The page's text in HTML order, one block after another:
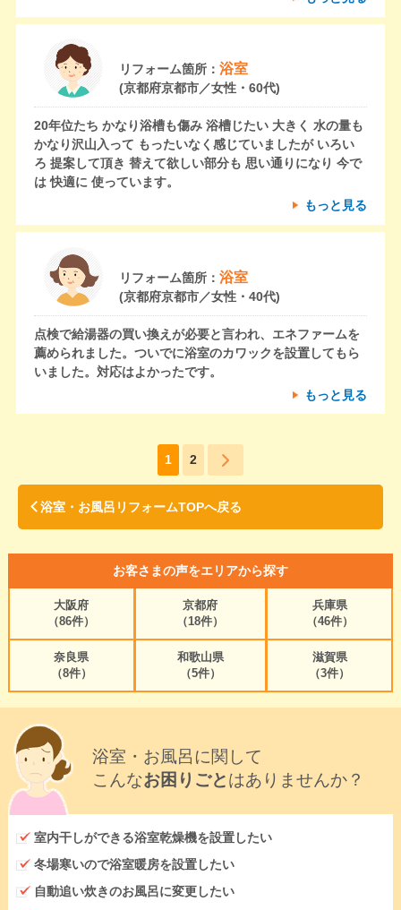
リフォーム箇所： 浴室
(京都府京都市／女性・60代)
20年位たち かなり浴槽も傷み 浴槽じたい 大きく 水の量も
かなり沢山入って もったいなく感じていましたが いろい
ろ 提案して頂き 替えて欲しい部分も 思い通りになり 今で
は 快適に 使っています。
もっと見る
リフォーム箇所： 浴室
(京都府京都市／女性・40代)
点検で給湯器の買い換えが必要と言われ、エネファームを
薦められました。ついでに浴室のカワックを設置してもら
いました。対応はよかったです。
もっと見る
1 2
浴室・お風呂リフォームTOPへ戻る
お客さまの声をエリアから探す
大阪府
（86件）
京都府
（18件）
兵庫県
（46件）
奈良県
（8件）
和歌山県
（5件）
滋賀県
（3件）
浴室・お風呂に関して
こんなお困りごとはありませんか？
室内干しができる浴室乾燥機を設置したい
冬場寒いので浴室暖房を設置したい
自動追い炊きのお風呂に変更したい